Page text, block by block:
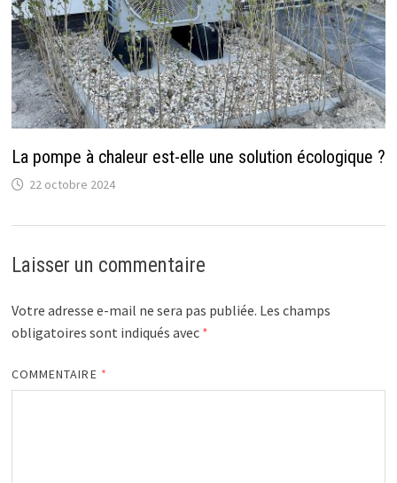
La pompe à chaleur est-elle une solution écologique ?
22 octobre 2024
Laisser un commentaire
Votre adresse e-mail ne sera pas publiée. Les champs
obligatoires sont indiqués avec *
COMMENTAIRE *